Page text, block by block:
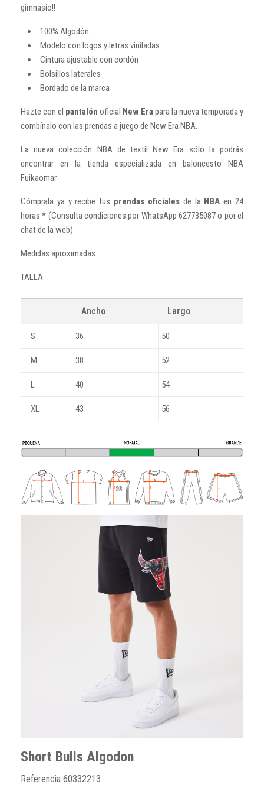
gimnasio!!
100% Algodón
Modelo con logos y letras viniladas
Cintura ajustable con cordón
Bolsillos laterales
Bordado de la marca
Hazte con el pantalón oficial New Erapara la nueva temporada y
combínalo con las prendas a juego de New Era NBA.
La nueva colección NBA de textil New Era sólo la podrás
encontrar en la tienda especializada en baloncesto NBA
Fuikaomar
Cómprala ya y recibe tus prendas oficialesde la NBA en 24
horas * (Consulta condiciones por WhatsApp 627735087 o por el
chat de la web)
Medidas aproximadas:
TALLA
Ancho Largo
S 36 50
M 38 52
L 40 54
XL 43 56
Short Bulls Algodon
Referencia 60332213